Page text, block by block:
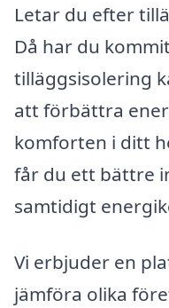
Letar du efter
Då har du
tilläggsisolering
att förbättra
komforten i ditt
får du ett bättre
samtidigt
Vi erbjuder en
jämföra olika